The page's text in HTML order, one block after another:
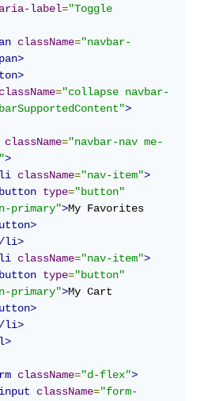
aria-label="Toggle
className="navbar-
className="collapse navbar-
>
className="navbar-nav me-
>
className="nav-item">
type="button"
primary">
li>
className="nav-item">
type="button"
primary">
li>
className="d-flex">
className="form-